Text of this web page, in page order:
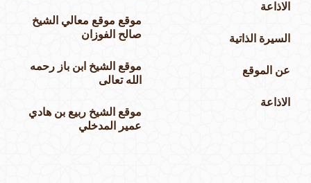
الاذاعة
السيرة الذاتية
عن الموقع
الاذاعة
موقع موقع معالي الشيخ
صالح الفوزان
موقع الشيخ ابن باز رحمه
الله تعالى
موقع الشيخ ربيع بن هادي
عمير المدخلي